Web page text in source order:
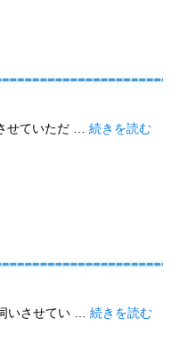
せていただ … 続きを読む
いさせてい … 続きを読む